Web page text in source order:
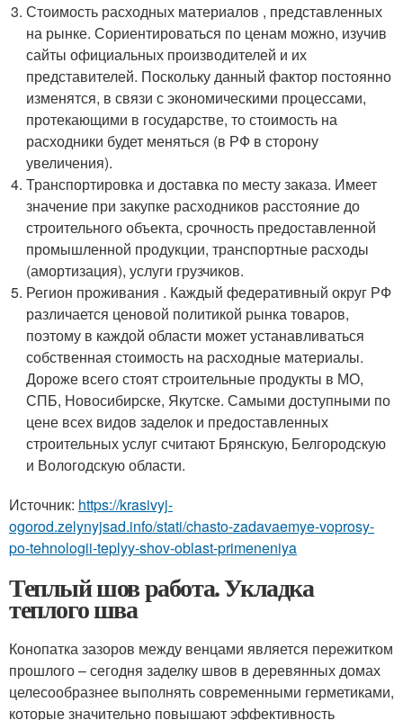
Стоимость расходных материалов , представленных
на рынке. Сориентироваться по ценам можно, изучив
сайты официальных производителей и их
представителей. Поскольку данный фактор постоянно
изменятся, в связи с экономическими процессами,
протекающими в государстве, то стоимость на
расходники будет меняться (в РФ в сторону
увеличения).
Транспортировка и доставка по месту заказа. Имеет
значение при закупке расходников расстояние до
строительного объекта, срочность предоставленной
промышленной продукции, транспортные расходы
(амортизация), услуги грузчиков.
Регион проживания . Каждый федеративный округ РФ
различается ценовой политикой рынка товаров,
поэтому в каждой области может устанавливаться
собственная стоимость на расходные материалы.
Дороже всего стоят строительные продукты в МО,
СПБ, Новосибирске, Якутске. Самыми доступными по
цене всех видов заделок и предоставленных
строительных услуг считают Брянскую, Белгородскую
и Вологодскую области.
Источник: https://krasivyj-
ogorod.zelynyjsad.info/stati/chasto-zadavaemye-voprosy-
po-tehnologii-teplyy-shov-oblast-primeneniya
Теплый шов работа. Укладка
теплого шва
Конопатка зазоров между венцами является пережитком
прошлого – сегодня заделку швов в деревянных домах
целесообразнее выполнять современными герметиками,
которые значительно повышают эффективность